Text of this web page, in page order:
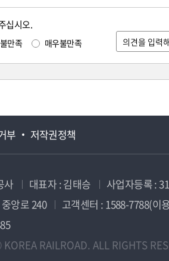
십시오.
불만족 매우불만족
부 저작권정책
사 대표자 : 김태승 사업자등록 :
앙로 240
고객센터 : 1588-7788(이
RAILROAD. ALL RIGHTS